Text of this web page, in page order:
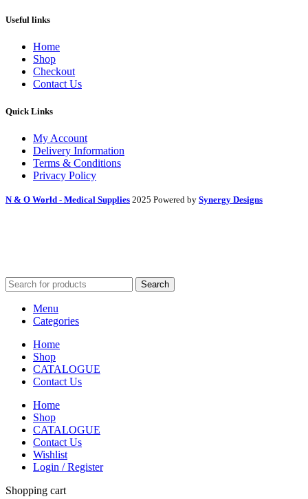
Useful links
Home
Shop
Checkout
Contact Us
Quick Links
My Account
Delivery Information
Terms & Conditions
Privacy Policy
N & O World - Medical Supplies 2025 Powered by Synergy Designs
Search
Menu
Categories
Home
Shop
CATALOGUE
Contact Us
Home
Shop
CATALOGUE
Contact Us
Wishlist
Login / Register
Shopping cart